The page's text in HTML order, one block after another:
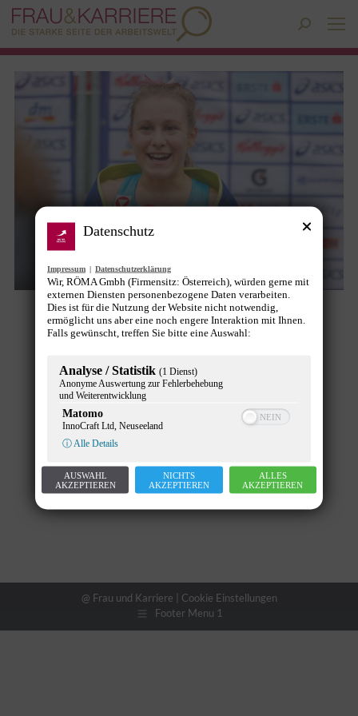
Search:
33. ASICS Österreichischer Frauenlauf
@ Frau und Karriere | Cookie Einstellungen
Footer Menu 1
Datenschutz
Impressum | Datenschutzerklärung
Wir, RÖMA Gmbh (Firmensitz: Österreich), würden gerne mit
externen Diensten personenbezogene Daten verarbeiten.
Dies ist für die Nutzung der Website nicht notwendig,
ermöglicht uns aber eine noch engere Interaktion mit Ihnen.
Falls gewünscht, treffen Sie bitte eine Auswahl:
Analyse / Statistik (1 Dienst)
Anonyme Auswertung zur Fehlerbehebung
und Weiterentwicklung
Matomo
InnoCraft Ltd, Neuseeland
ⓘ Alle Details
AUSWAHL
AKZEPTIEREN
NICHTS
AKZEPTIEREN
ALLES
AKZEPTIEREN